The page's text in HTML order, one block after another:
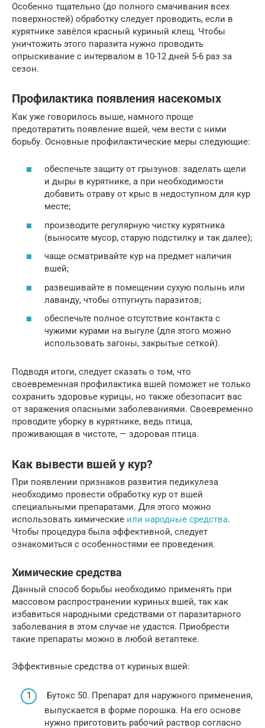
Особенно тщательно (до полного смачивания всех
поверхностей) обработку следует проводить, если в
курятнике завёлся красный куриный клещ. Чтобы
уничтожить этого паразита нужно проводить
опрыскивание с интервалом в 10-12 дней 5-6 раз за
сезон.
Профилактика появления насекомых
Как уже говорилось выше, намного проще
предотвратить появление вшей, чем вести с ними
борьбу. Основные профилактические меры следующие:
обеспечьте защиту от грызунов: заделать щели
и дыры в курятнике, а при необходимости
добавить отраву от крыс в недоступном для кур
месте;
производите регулярную чистку курятника
(выносите мусор, старую подстилку и так далее);
чаще осматривайте кур на предмет наличия
вшей;
развешивайте в помещении сухую полынь или
лаванду, чтобы отпугнуть паразитов;
обеспечьте полное отсутствие контакта с
чужими курами на выгуле (для этого можно
использовать загоны, закрытые сеткой).
Подводя итоги, следует сказать о том, что
своевременная профилактика вшей поможет не только
сохранить здоровье курицы, но также обезопасит вас
от заражения опасными заболеваниями. Своевременно
проводите уборку в курятнике, ведь птица,
проживающая в чистоте, — здоровая птица.
Как вывести вшей у кур?
При появлении признаков развития педикулеза
необходимо провести обработку кур от вшей
специальными препаратами. Для этого можно
использовать химические или народные средства.
Чтобы процедура была эффективной, следует
ознакомиться с особенностями ее проведения.
Химические средства
Данный способ борьбы необходимо применять при
массовом распространении куриных вшей, так как
избавиться народными средствами от паразитарного
заболевания в этом случае не удастся. Приобрести
такие препараты можно в любой ветаптеке.
Эффективные средства от куриных вшей:
Бутокс 50. Препарат для наружного применения,
выпускается в форме порошка. На его основе
нужно приготовить рабочий раствор согласно